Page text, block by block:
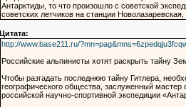
Антарктиды, то что произошло с советской
советских летчиков на станции
Цитата:
http://www.base211.ru/
Российские альпинисты хотят раскрыть тайну
Чтобы разгадать последнюю тайну Гитлера,
географического общества, заслуженный
российской научно-спортивной экспедиции